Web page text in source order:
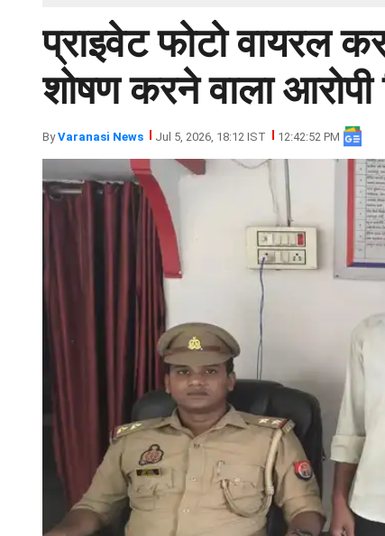
प्राइवेट फोटो वायरल
शोषण करने वाला आरोपी
ByVaranasi News Jul 5, 2026, 18:12 IST 12:42:52 PM